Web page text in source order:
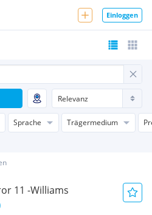
Einloggen
Sprache Trägermedium
11 -Williams